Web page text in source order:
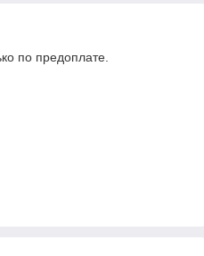
по предоплате.